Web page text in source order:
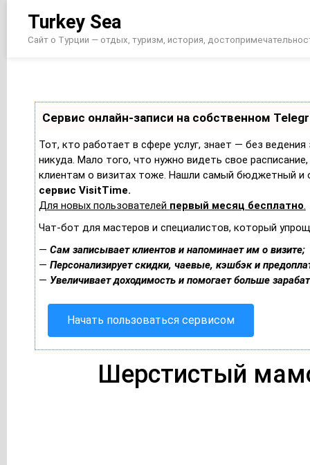
содержимому
Turkey Sea
Сайт о Турции — отдых, туризм, история,
Сервис онлайн-записи на собственном
Тот, кто работает в сфере услуг, знает — без ведения
никуда. Мало того, что нужно видеть свое
клиентам о визитах тоже. Нашли самый бюджетный и
сервис VisitTime.
Для новых пользователей первый месяц бесплатно.
Чат-бот для мастеров и специалистов, который
— Сам записывает клиентов и напоминает им о визите;
— Персонализирует скидки, чаевые, кэшбэк и
— Увеличивает доходимость и помогает больше
Начать пользоваться сервисом
Шерстистый